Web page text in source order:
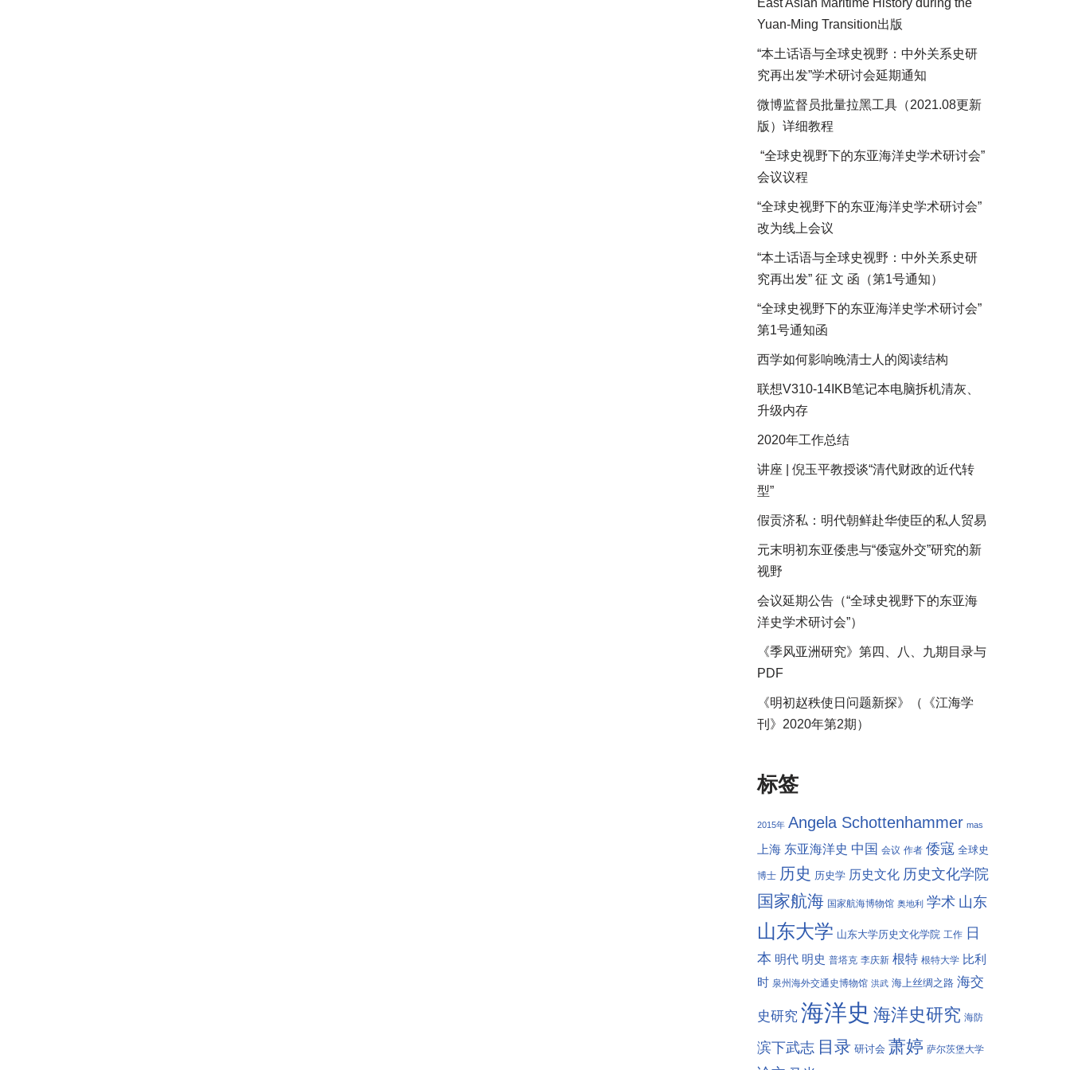
East Asian Maritime History during the
Yuan-Ming Transition出版
“本土话语与全球史视野：中外关系史研
究再出发”学术研讨会延期通知
微博监督员批量拉黑工具（2021.08更新
版）详细教程
“全球史视野下的东亚海洋史学术研讨会”
会议议程
“全球史视野下的东亚海洋史学术研讨会”
改为线上会议
“本土话语与全球史视野：中外关系史研
究再出发” 征 文 函（第1号通知）
“全球史视野下的东亚海洋史学术研讨会”
第1号通知函
西学如何影响晚清士人的阅读结构
联想V310-14IKB笔记本电脑拆机清灰、
升级内存
2020年工作总结
讲座 | 倪玉平教授谈“清代财政的近代转
型”
假贡济私：明代朝鲜赴华使臣的私人贸易
元末明初东亚倭患与“倭寇外交”研究的新
视野
会议延期公告（“全球史视野下的东亚海
洋史学术研讨会”）
《季风亚洲研究》第四、八、九期目录与
PDF
《明初赵秩使日问题新探》（《江海学
刊》2020年第2期）
标签
2015年 Angela Schottenhammer mas
上海 东亚海洋史 中国 会议 作者 倭寇 全球史
博士 历史 历史学 历史文化 历史文化学院
国家航海 国家航海博物馆 奥地利 学术 山东
山东大学 山东大学历史文化学院 工作 日
本 明代 明史 普塔克 李庆新 根特 根特大学 比利
时 泉州海外交通史博物馆 洪武 海上丝绸之路 海交
史研究 海洋史 海洋史研究 海防
滨下武志 目录 研讨会 萧婷 萨尔茨堡大学